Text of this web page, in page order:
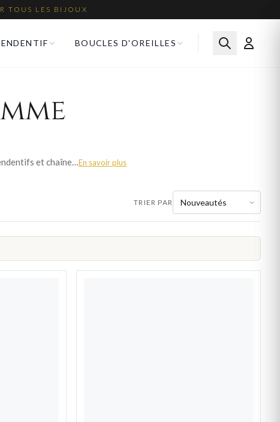
TOUS LES BIJOUX
BOUCLES D'OREILLES
L'émeraude et son vert profond confèrent à nos colliers femme une allure noble et naturelle. Pendentifs et chaînes sertis d'émeraude en or jaune, or blanc et argent 925.En savoir plus
TRIER PAR